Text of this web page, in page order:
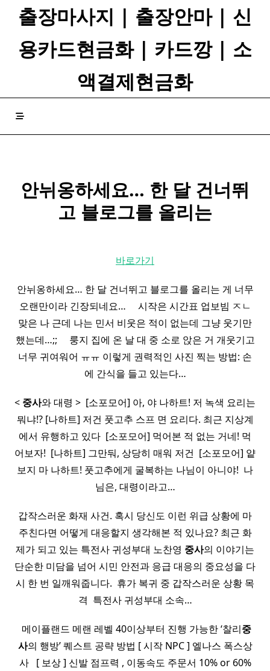
출장마사지 | 출장안마 | 신
용카드현금화 | 카드깡 | 소
액결제현금화
안뉘옹하세요… 한 달 건너뛰
고 블로그를 올리는
바로가기
안뉘옹하세요… 한 달 건너뛰고 블로그를 올리는 게 너무
오랜만이라 긴장되네요… ​ ​ ​ ​ 시작은 시간표 업보빔 ㅈㄴ
맞은 나 근데 나는 민서 비웃은 적이 없는데 그냥 웃기만
했는데…;; ​ ​ ​ ​ 룽지 집에 온 날 대 중 소로 앉은 거 개웃기고
너무 귀여워어 ㅠㅠ 이렇게 권력적인 사진 찍는 방법: 손
에 간식을 들고 있는다…
< 중사와 대령 > ​ [소포모어] 아, 야 나하트! 저 녹색 요리는
뭐냐!? [나하트] 저건 풋고추 스프 면 요리다. 최근 지상계
에서 유행하고 있다 ​ [소포모어] 먹어본 적 없는 거네! 먹
어보자! ​ [나하트] 그만둬, 상당히 매워 저건 ​ [소포모어] 얕
보지 마 나하트! 풋고추에게 굴복하는 나님이 아니야! ​ 나
님은, 대령이라고…
갑작스러운 화재 사건. 혹시 당신도 이런 위급 상황에 마
주친다면 어떻게 대응할지 생각해본 적 있나요? 최근 화
제가 되고 있는 특전사 귀성부대 노찬영 중사의 이야기는
단순한 미담을 넘어 시민 안전과 응급 대응의 중요성을 다
시 한 번 일깨워줍니다. ​ 휴가 복귀 중 갑작스러운 상황 목
격 ​ 특전사 귀성부대 소속…
​ 메이플랜드 메랜 레벨 40이상부터 진행 가능한 ‘찰리중
사의 행방’ 퀘스트 공략 방법 [ 시작 NPC ] 엘나스 폭스상
사 ​ ​ [ 보상 ] 신발 점프력 , 이동속도 주문서 10% or 60%